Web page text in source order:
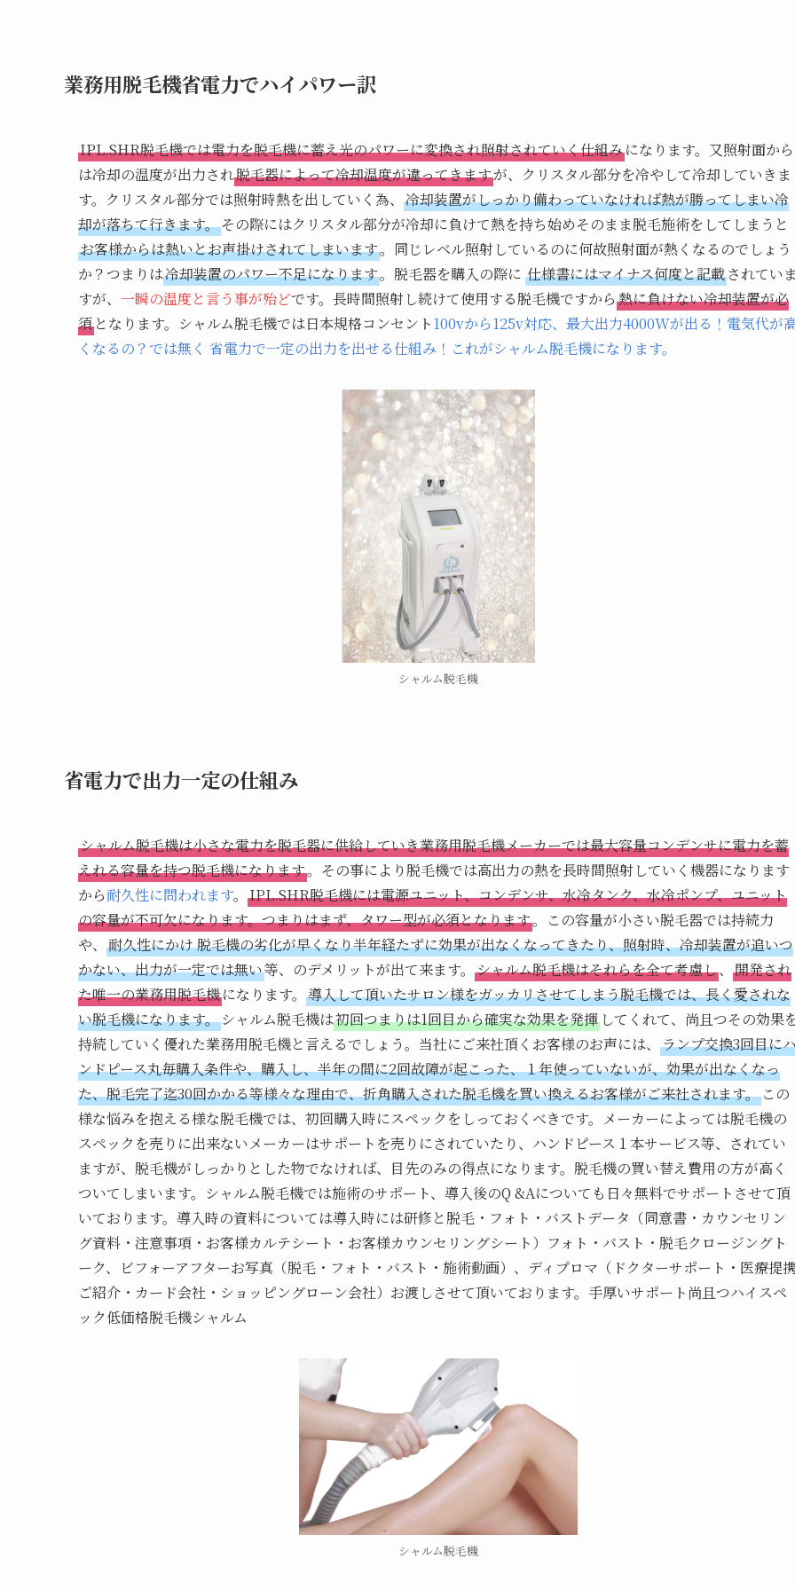
業務用脱毛機省電力でハイパワー訳
IPL.SHR脱毛機では電力を脱毛機に蓄え光のパワーに変換され照射されていく仕組みになります。又照射面から
は冷却の温度が出力され脱毛器によって冷却温度が違ってきますが、クリスタル部分を冷やして冷却していきま
す。クリスタル部分では照射時熱を出していく為、 冷却装置がしっかり備わっていなければ熱が勝ってしまい冷
却が落ちて行きます。その際にはクリスタル部分が冷却に負けて熱を持ち始めそのまま脱毛施術をしてしまうと
お客様からは熱いとお声掛けされてしまいます。同じレベル照射しているのに何故照射面が熱くなるのでしょう
か？つまりは冷却装置のパワー不足になります。脱毛器を購入の際に 仕様書にはマイナス何度と記載されてい
すが、 一瞬の温度と言う事が殆どです。長時間照射し続けて使用する脱毛機ですから 熱に負けない冷却装置が必
須 となります。シャルム脱毛機では日本規格コンセント100vから125v対応、最大出力4000Wが出る！電気代が
くなるの？では無く 省電力で一定の出力を出せる仕組み！これがシャルム脱毛機になります。
シャルム脱毛機
省電力で出力一定の仕組み
シャルム脱毛機は小さな電力を脱毛器に供給していき業務用脱毛機メーカーでは最大容量コンデンサに電力を蓄
えれる容量を持つ脱毛機になります。その事により脱毛機では高出力の熱を長時間照射していく機器になります
から耐久性に問われます。 IPL.SHR脱毛機には電源ユニット、コンデンサ、水冷タンク、水冷ポンプ、ユニット
の容量が不可欠になります。つまりはまず、タワー型が必須となります。この容量が小さい脱毛器では持続力
や、 耐久性にかけ 脱毛機の劣化が早くなり半年経たずに効果が出なくなってきたり、照射時、冷却装置が追いつ
かない、出力が一定では無い等、のデメリットが出て来ます。 シャルム脱毛機はそれらを全て考慮し、 開発され
た唯一の業務用脱毛機になります。 導入して頂いたサロン様をガッカリさせてしまう脱毛機では、長く愛されな
い脱毛機になります。シャルム脱毛機は初回つまりは1回目から確実な効果を発揮 してくれて、尚且つその効果
持続していく優れた業務用脱毛機と言えるでしょう。当社にご来社頂くお客様のお声には、 ランプ交換3回目に
ンドピース丸毎購入条件や、購入し、半年の間に2回故障が起こった、１年使っていないが、効果が出なくなっ
た、脱毛完了迄30回かかる等様々な理由で、折角購入された脱毛機を買い換えるお客様がご来社されます。 この
様な悩みを抱える様な脱毛機では、初回購入時にスペックをしっておくべきです。メーカーによっては脱毛機の
スペックを売りに出来ないメーカーはサポートを売りにされていたり、ハンドピース１本サービス等、されてい
ますが、脱毛機がしっかりとした物でなければ、目先のみの得点になります。脱毛機の買い替え費用の方が高く
ついてしまいます。シャルム脱毛機では施術のサポート、導入後のQ &Aについても日々無料でサポートさせて頂
いております。導入時の資料については導入時には研修と脱毛・フォト・バストデータ（同意書・カウンセリン
グ資料・注意事項・お客様カルテシート・お客様カウンセリングシート）フォト・バスト・脱毛クロージングト
ーク、ビフォーアフターお写真（脱毛・フォト・バスト・施術動画）、ディプロマ（ドクターサポート・医療提
ご紹介・カード会社・ショッピングローン会社）お渡しさせて頂いております。手厚いサポート尚且つハイスペ
ック低価格脱毛機シャルム
シャルム脱毛機